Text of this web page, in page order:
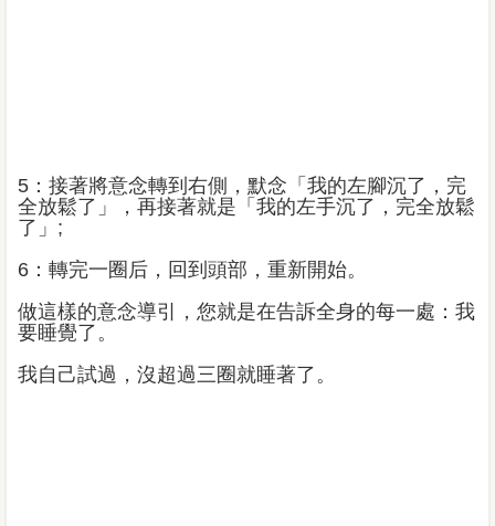
5：接著將意念轉到右側，默念「我的左腳沉了，完
全放鬆了」，再接著就是「我的左手沉了，完全放鬆
了」;
6：轉完一圈后，回到頭部，重新開始。
做這樣的意念導引，您就是在告訴全身的每一處：我
要睡覺了。
我自己試過，沒超過三圈就睡著了。